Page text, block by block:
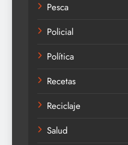
Pesca
Policial
Política
Recetas
Reciclaje
Salud